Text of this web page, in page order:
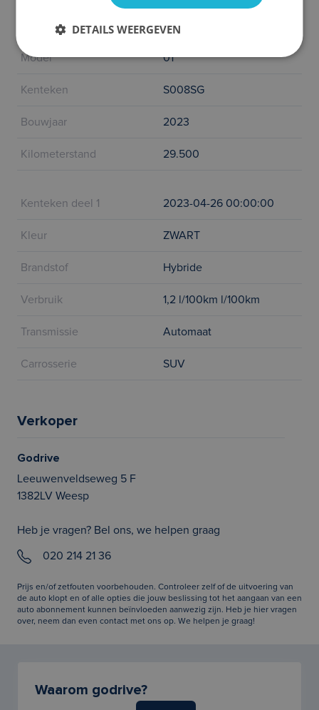
Lynk & Co
Model 01
Kenteken S008SG
Bouwjaar 2023
Kilometerstand 29.500
Kenteken deel 1 2023-04-26 00:00:00
Kleur ZWART
Brandstof Hybride
Verbruik 1,2 l/100km l/100km
Transmissie Automaat
Carrosserie SUV
Verkoper
Godrive
Leeuwenveldseweg 5 F
1382LV Weesp
Heb je vragen? Bel ons, we helpen graag
020 214 21 36
Prijs en/of zetfouten voorbehouden. Controleer zelf of de uitvoering van
de auto klopt en of alle opties die jouw beslissing tot het aangaan van een
auto abonnement kunnen beïnvloeden aanwezig zijn. Heb je hier vragen
over, neem dan even contact met ons op. We helpen je graag!
Waarom godrive?
DETAILS WEERGEVEN